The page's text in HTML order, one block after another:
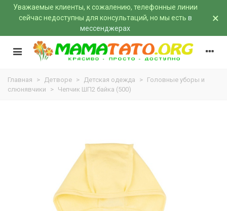
Уважаемые клиенты, к сожалению, телефонные линии
сейчас недоступны для консультаций, но мы есть в
мессенджерах
×
Главная > Детворе > Детская одежда > Головные уборы и
слюнявчики
> Чепчик ШП2 байка (500)